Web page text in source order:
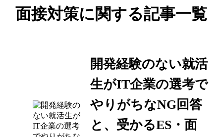
面接対策に関する記事一覧
開発経験のない就活
生がIT企業の選考で
やりがちなNG回答
と、受かるES・面